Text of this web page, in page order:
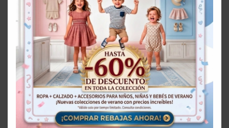
Abrigos Bebe
¡Oferta!
30%